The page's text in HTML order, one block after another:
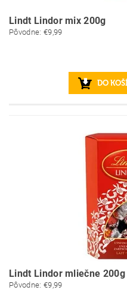
Lindt Lindor mix 200g
Pôvodne: €9,99
Lindt Lindor mliečne 200g
Pôvodne: €9,99